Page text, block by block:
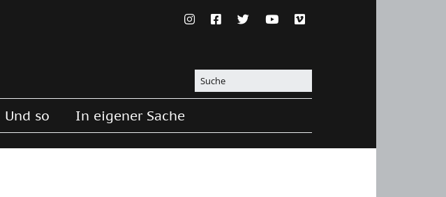
Und so In eigener Sache